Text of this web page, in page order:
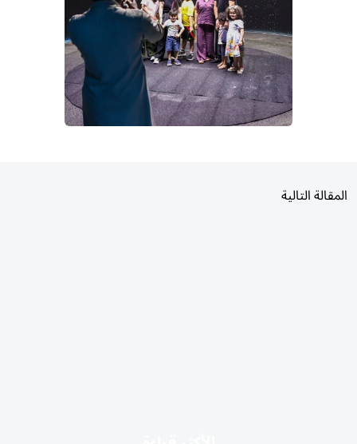
المقالة التالية